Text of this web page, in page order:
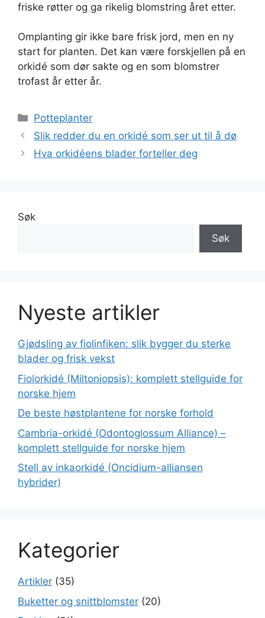
friske røtter og ga rikelig blomstring året etter.
Omplanting gir ikke bare frisk jord, men en ny
start for planten. Det kan være forskjellen på en
orkidé som dør sakte og en som blomstrer
trofast år etter år.
Kategorier
Potteplanter
Slik redder du en orkidé som ser ut til å dø
Hva orkidéens blader forteller deg
Søk
Søk
Nyeste artikler
Gjødsling av fiolinfiken: slik bygger du sterke
blader og frisk vekst
Fiolorkidé (Miltoniopsis): komplett stellguide for
norske hjem
De beste høstplantene for norske forhold
Cambria-orkidé (Odontoglossum Alliance) –
komplett stellguide for norske hjem
Stell av inkaorkidé (Oncidium-alliansen
hybrider)
Kategorier
Artikler (35)
Buketter og snittblomster (20)